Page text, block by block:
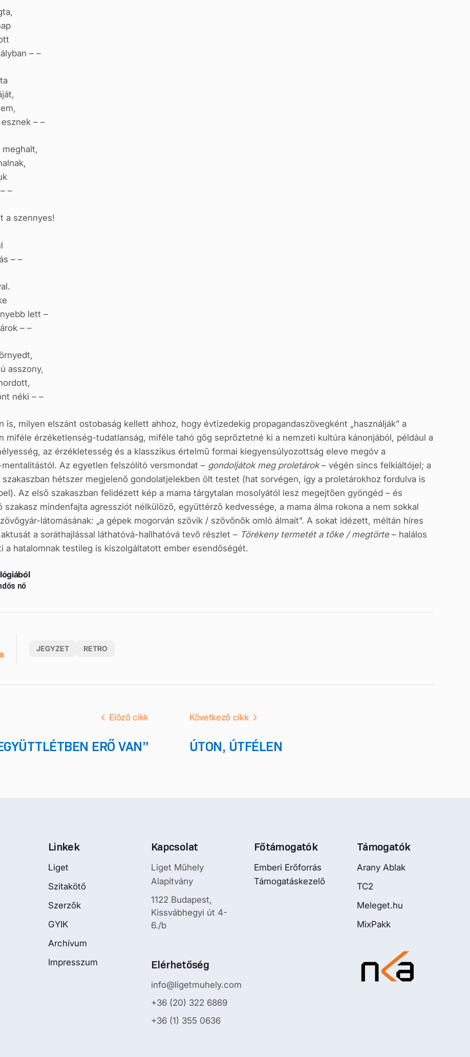
– –
– –
–
a szennyes!
– –
lett –
– –
asszony,
néki – –
is, milyen elszánt ostobaság kellett ahhoz, hogy évtizedekig propagandaszövegként „használják” a
miféle érzéketlenség-tudatlanság, miféle tahó gőg seprőztetné ki a nemzeti kultúra kánonjából, például a
az érzékletesség és a klasszikus értelmű formai kiegyensúlyozottság eleve megóv a
Az egyetlen felszólító versmondat – gondoljátok meg proletárok– végén sincs felkiáltójel; a
hétszer megjelenő gondolatjelekben ölt testet (hat sorvégen, így a proletárokhoz fordulva is
Az első szakaszban felidézett kép a mama tárgytalan mosolyától lesz megejtően gyöngéd – és
szakasz mindenfajta agressziót nélkülöző, együttérző kedvessége, a mama álma rokona a nem sokkal
látomásának: „a gépek mogorván szövik / szövőnők omló álmait”. A sokat idézett, méltán híres
a soráthajlással láthatóvá-hallhatóvá tevő részlet – Törékeny termetét a tőke / megtörte– halálos
a hatalomnak testileg is kiszolgáltatott ember esendőségét.
nő
JEGYZET RETRO
Előző cikk
ERŐ VAN”
Következő cikk
ÚTON, ÚTFÉLEN
Linkek
Liget
Szitakötő
Szerzők
GYIK
Archívum
Impresszum
Kapcsolat
Liget Műhely
Alapítvány
1122 Budapest,
Kissvábhegyi út 4-
6./b
Elérhetőség
info@ligetmuhely.com
+36 (20) 322 6869
+36 (1) 355 0636
Főtámogatók
Emberi Erőforrás
Támogatáskezelő
Támogatók
Arany Ablak
TC2
Meleget.hu
MixPakk